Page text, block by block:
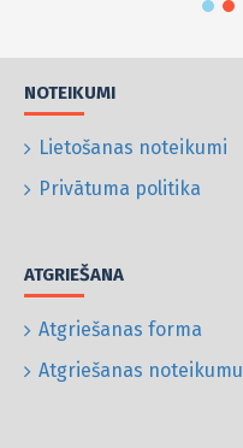
NOTEIKUMI
Lietošanas noteikumi
Privātuma politika
ATGRIEŠANA
Atgriešanas forma
Atgriešanas noteikumu